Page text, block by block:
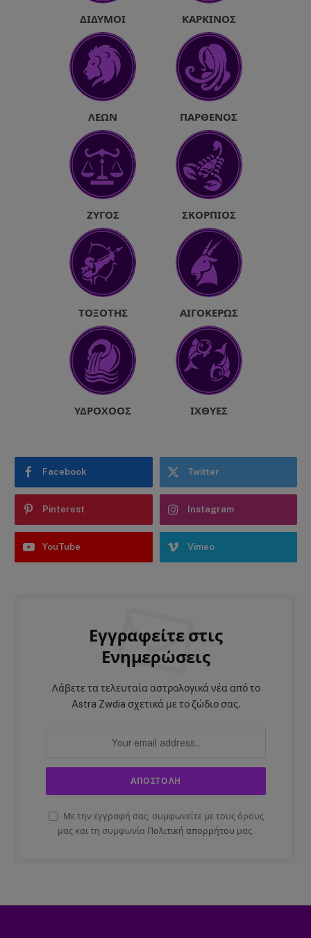
ΔΊΔΥΜΟΙ ΚΑΡΚΊΝΟΣ
ΛΈΩΝ ΠΑΡΘΈΝΟΣ
ΖΥΓΌΣ ΣΚΟΡΠΙΌΣ
ΤΟΞΌΤΗΣ ΑΙΓΌΚΕΡΩΣ
ΥΔΡΟΧΌΟΣ ΙΧΘΎΕΣ
Facebook Twitter
Pinterest Instagram
YouTube Vimeo
Εγγραφείτε στις
Ενημερώσεις
Λάβετε τα τελευταία αστρολογικά νέα από το
Astra Zwdia σχετικά με το ζώδιο σας.
Με την εγγραφή σας, συμφωνείτε με τους όρους
μας και τη συμφωνία Πολιτική απορρήτου μας.